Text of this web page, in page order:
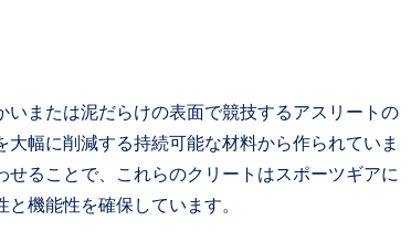
または泥だらけの表面で競技するアスリートの
幅に削減する持続可能な材料から作られていま
ることで、これらのクリートはスポーツギアに
機能性を確保しています。